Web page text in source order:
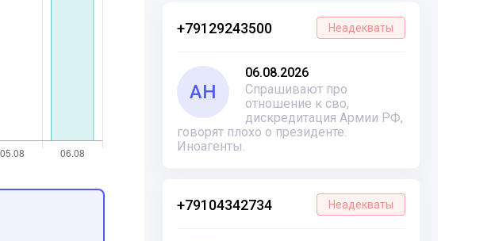
+79129243500 Неадекваты
АН
06.08.2026
Спрашивают про
отношение к сво,
дискредитация Армии РФ,
говорят плохо о президенте.
Иноагенты.
+79104342734 Неадекваты